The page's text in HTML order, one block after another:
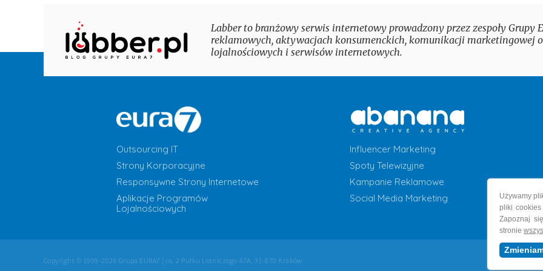
Labber to branżowy serwis internetowy prowadzony przez zespoły Grupy
reklamowych, aktywacjach konsumenckich, komunikacji marketingowej
lojalnościowych i serwisów internetowych.
Outsourcing IT
Strony Korporacyjne
Responsywne Strony Internetowe
Aplikacje Programów
Lojalnościowych
Influencer Marketing
Spoty Telewizyjne
Kampanie Reklamowe
Social Media Marketing
Copyright © 1999-2026 Grupa EURA7 | os. 2 Pułku Lotniczego 47A, 31-870 Kraków
Używamy
pliki cookies
Zapoznaj
stronie